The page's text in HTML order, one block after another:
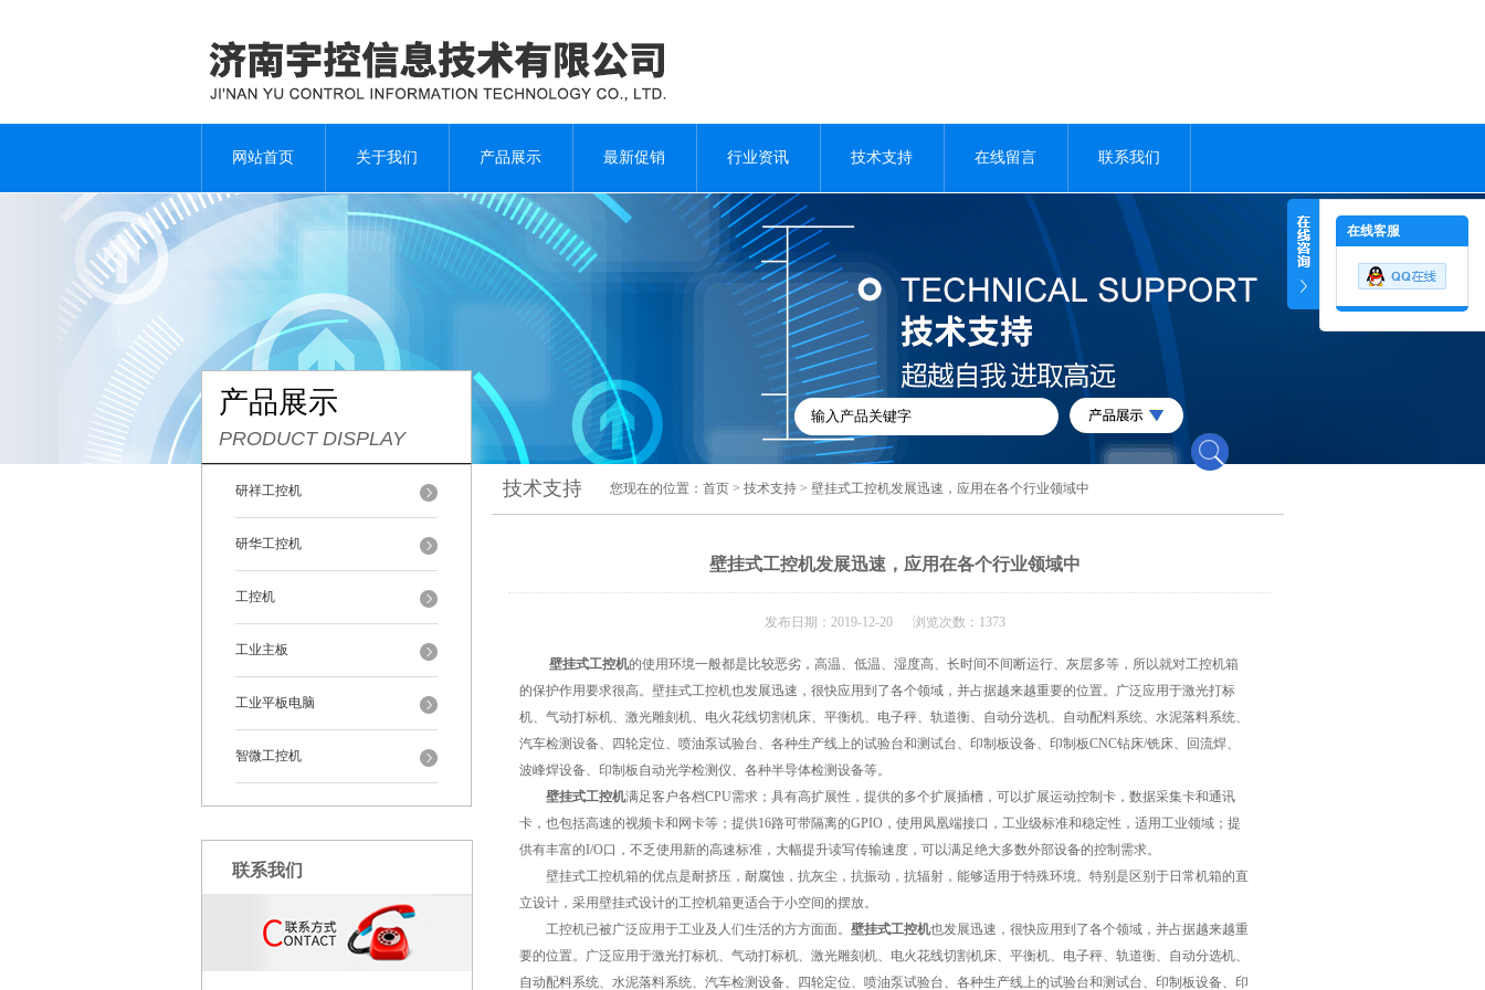
网站首页 关于我们 产品展示 最新促销 行业资讯 技术支持 在线留言 联系我们
产品展示
PRODUCT DISPLAY
研祥工控机
研华工控机
工控机
工业主板
工业平板电脑
智微工控机
联系我们
技术支持 您现在的位置： 首页 > 技术支持 > 壁挂式工控机发展迅速，应用在各个行业领域中
壁挂式工控机发展迅速，应用在各个行业领域中
发布日期：2019-12-20 浏览次数：1373
壁挂式工控机的使用环境一般都是比较恶劣，高温、低温、湿度高、长时间不间断运行、灰层多等，所以就对工控机箱
的保护作用要求很高。壁挂式工控机也发展迅速，很快应用到了各个领域，并占据越来越重要的位置。广泛应用于激光打标
机、气动打标机、激光雕刻机、电火花线切割机床、平衡机、电子秤、轨道衡、自动分选机、自动配料系统、水泥落料系统、
汽车检测设备、四轮定位、喷油泵试验台、各种生产线上的试验台和测试台、印制板设备、印制板CNC钻床/铣床、回流焊、
波峰焊设备、印制板自动光学检测仪、各种半导体检测设备等。
壁挂式工控机满足客户各档CPU需求；具有高扩展性，提供的多个扩展插槽，可以扩展运动控制卡，数据采集卡和通讯
卡，也包括高速的视频卡和网卡等；提供16路可带隔离的GPIO，使用凤凰端接口，工业级标准和稳定性，适用工业领域；提
供有丰富的I/O口，不乏使用新的高速标准，大幅提升读写传输速度，可以满足绝大多数外部设备的控制需求。
壁挂式工控机箱的优点是耐挤压，耐腐蚀，抗灰尘，抗振动，抗辐射，能够适用于特殊环境。特别是区别于日常机箱的直
立设计，采用壁挂式设计的工控机箱更适合于小空间的摆放。
工控机已被广泛应用于工业及人们生活的方方面面。 壁挂式工控机也发展迅速，很快应用到了各个领域，并占据越来越重
要的位置。广泛应用于激光打标机、气动打标机、激光雕刻机、电火花线切割机床、平衡机、电子秤、轨道衡、自动分选机、
自动配料系统、水泥落料系统、汽车检测设备、四轮定位、喷油泵试验台、各种生产线上的试验台和测试台、印制板设备、印
在线客服